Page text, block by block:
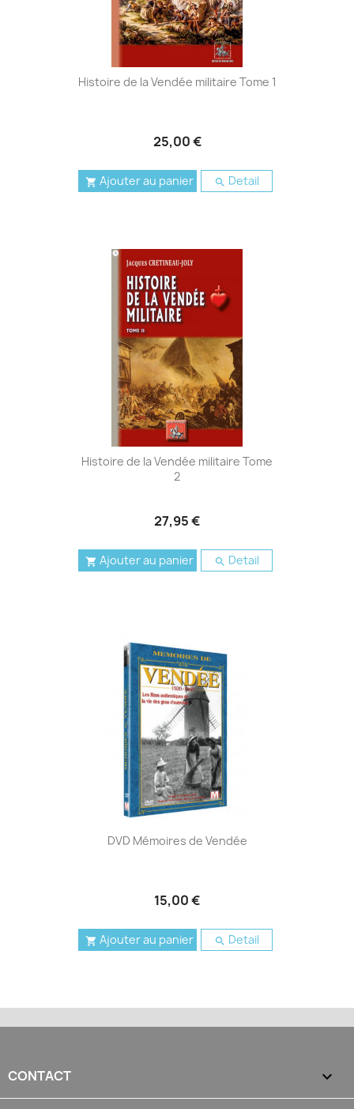
Histoire de la Vendée militaire Tome 1
25,00 €
 Ajouter au panier  Detail
Histoire de la Vendée militaire Tome
2
27,95 €
 Ajouter au panier  Detail
DVD Mémoires de Vendée
15,00 €
 Ajouter au panier  Detail
CONTACT 